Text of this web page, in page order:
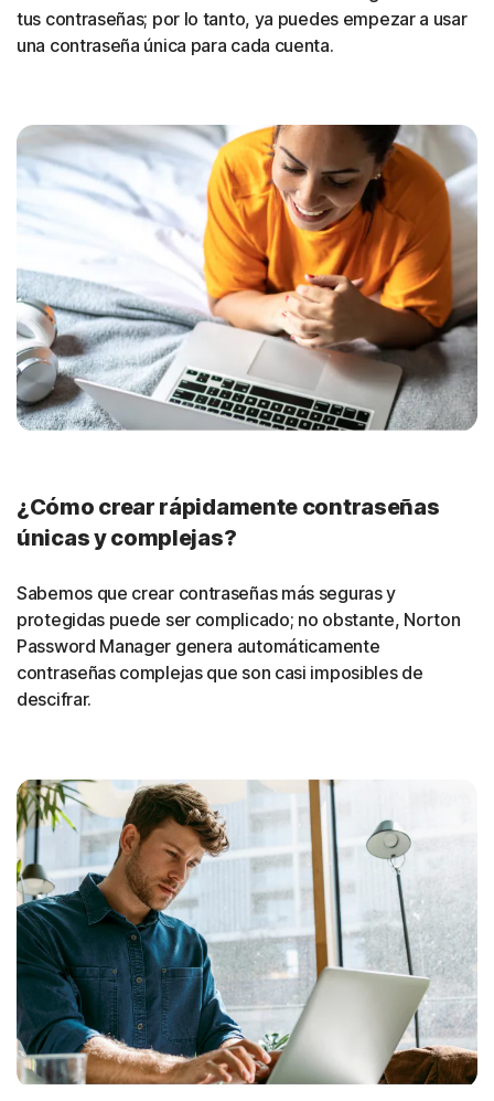
tus contraseñas; por lo tanto, ya puedes empezar a usar
una contraseña única para cada cuenta.
¿Cómo crear rápidamente contraseñas
únicas y complejas?
Sabemos que crear contraseñas más seguras y
protegidas puede ser complicado; no obstante, Norton
Password Manager genera automáticamente
contraseñas complejas que son casi imposibles de
descifrar.